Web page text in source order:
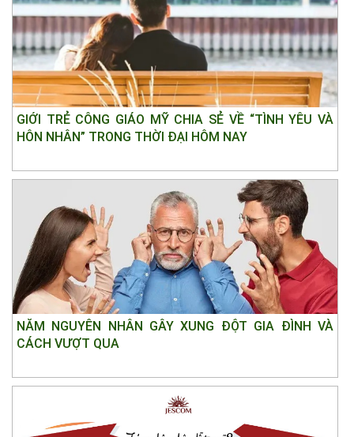
GIỚI TRẺ CÔNG GIÁO MỸ CHIA SẺ VỀ “TÌNH YÊU VÀ
HÔN NHÂN” TRONG THỜI ĐẠI HÔM NAY
NĂM NGUYÊN NHÂN GÂY XUNG ĐỘT GIA ĐÌNH VÀ
CÁCH VƯỢT QUA